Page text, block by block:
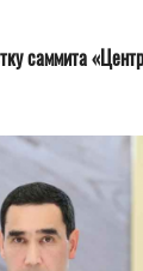
саммита